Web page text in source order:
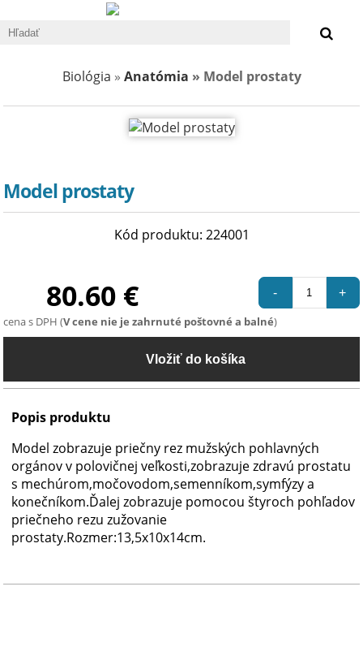
Biológia » Anatómia » Model prostaty
Model prostaty
Kód produktu: 224001
80.60 € +
-
cena s DPH (V cene nie je zahrnuté poštovné a balné)
Popis produktu
Model zobrazuje priečny rez mužských pohlavných
orgánov v polovičnej veľkosti,zobrazujezdravú prostatu
s mechúrom,močovodom,semenníkom,symfýzy a
konečníkom.Ďalej zobrazuje pomocou štyroch pohľadov
priečneho rezuzužovanie
prostaty.Rozmer:13,5x10x14cm.